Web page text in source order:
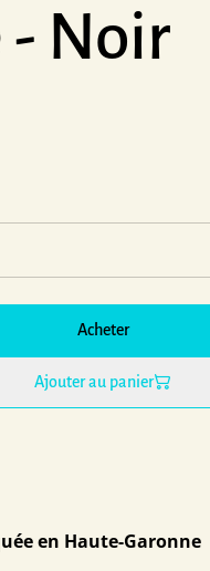
- Noir
Acheter
Ajouter au panier
en Haute-Garonne